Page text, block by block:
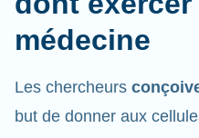
médecine
but de donner aux
permettant de fabriquer